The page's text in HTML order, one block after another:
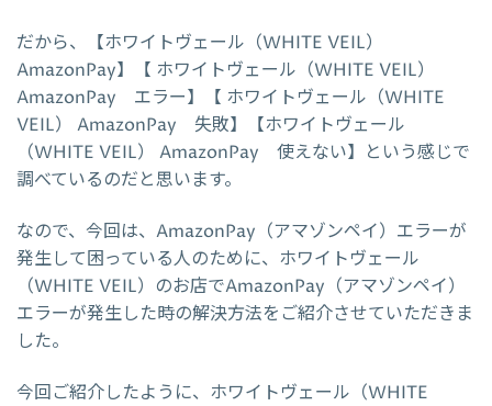
だから、【ホワイトヴェール（WHITE VEIL）
AmazonPay】【 ホワイトヴェール（WHITE VEIL）
AmazonPay エラー】【 ホワイトヴェール（WHITE
VEIL） AmazonPay 失敗】【ホワイトヴェール
（WHITE VEIL） AmazonPay 使えない】という感じで
調べているのだと思います。
なので、今回は、AmazonPay（アマゾンペイ）エラーが
発生して困っている人のために、ホワイトヴェール
（WHITE VEIL）のお店でAmazonPay（アマゾンペイ）
エラーが発生した時の解決方法をご紹介させていただきま
した。
今回ご紹介したように、ホワイトヴェール（WHITE